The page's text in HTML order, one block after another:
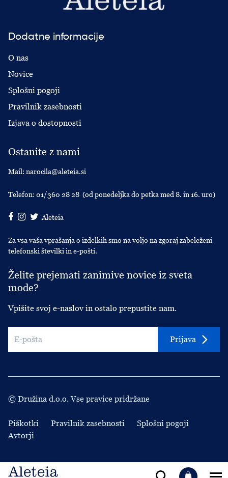
Dodatne informacije
O nas
Novice
Splošni pogoji
Pravilnik zasebnosti
Izjava o dostopnosti
Ostanite z nami
Mail: narocila@aleteia.si
Telefon: 01/360 28 28 (od ponedeljka do petka med 8. in 16. uro)
Aleteia
Za vsa vaša vprašanja o izdelkih smo na voljo na zgoraj zabeleženi
telefonski številki in e-pošti.
Želite prejemati zanimive novice iz sveta
mode?
Vpišite svoj e-naslov in ostalo prepustite nam.
Prijava
© Družina d.o.o. Vse pravice pridržane
Piškotki Pravilnik zasebnosti
Splošni pogoji
Avtorji